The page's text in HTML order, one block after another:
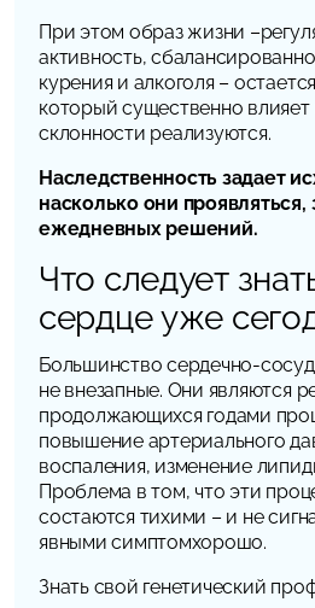
При этом образ жизни
активность,
курения и алкоголя –
который существенно влияет
склонности реализуются.
Наследственность задает
насколько они проявляться,
ежедневных решений.
Что следует
сердце уже
Большинство сердечно-
не внезапные. Они являются
продолжающихся годами
повышение артериального
воспаления, изменение
Проблема в том, что эти
состаются тихими – и не
явными симптомхорошо.
Знать свой генетический